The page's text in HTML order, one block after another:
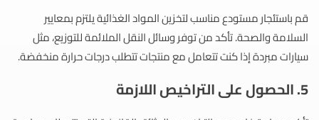
قم باستئجار مستودع مناسب لتخزين المواد الغذائية يلتزم بمعايير
السلامة والصحة. تأكد من توفر وسائل النقل الملائمة للتوزيع، مثل
سيارات مبردة إذا كنت تتعامل مع منتجات تتطلب درجات حرارة منخفضة.
5. الحصول على التراخيص اللازمة